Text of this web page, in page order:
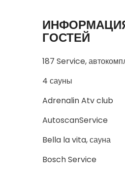
ГОСТЕЙ
187 Service,
4 сауны
Adrenalin Atv club
AutoscanService
Bella la vita, сауна
Bosch Service